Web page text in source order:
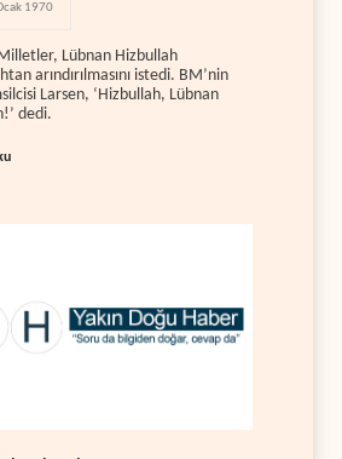
1970
Lübnan Hizbullah
arındırılmasını istedi. BM’nin
Larsen, ‘Hizbullah, Lübnan
dedi.